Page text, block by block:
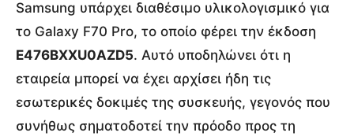
Samsung υπάρχει διαθέσιμο υλικολογισμικό για
το Galaxy F70 Pro, το οποίο φέρει την έκδοση
E476BXXU0AZD5. Αυτό υποδηλώνει ότι η
εταιρεία μπορεί να έχει αρχίσει ήδη τις
εσωτερικές δοκιμές της συσκευής, γεγονός που
συνήθως σηματοδοτεί την πρόοδο προς τη